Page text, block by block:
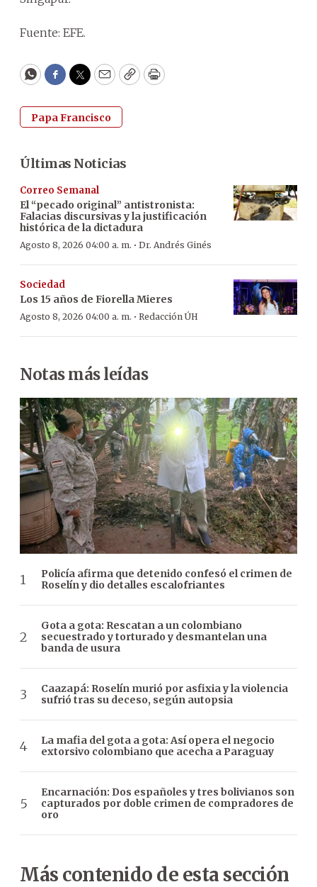
Fuente: EFE.
WhatsApp
Facebook
Twitter
EmailCopyPrint
Papa Francisco
Últimas Noticias
Correo Semanal
El “pecado original” antistronista:
Falacias discursivas y la justificación
histórica de la dictadura
Agosto 8, 2026 04:00 a. m. · Dr. Andrés Ginés
Sociedad
Los 15 años de Fiorella Mieres
Agosto 8, 2026 04:00 a. m. · Redacción ÚH
Notas más leídas
Policía afirma que detenido confesó el crimen de
Roselín y dio detalles escalofriantes
Gota a gota: Rescatan a un colombiano
secuestrado y torturado y desmantelan una
banda de usura
Caazapá: Roselín murió por asfixia y la violencia
sufrió tras su deceso, según autopsia
La mafia del gota a gota: Así opera el negocio
extorsivo colombiano que acecha a Paraguay
Encarnación: Dos españoles y tres bolivianos son
capturados por doble crimen de compradores de
oro
Más contenido de esta sección